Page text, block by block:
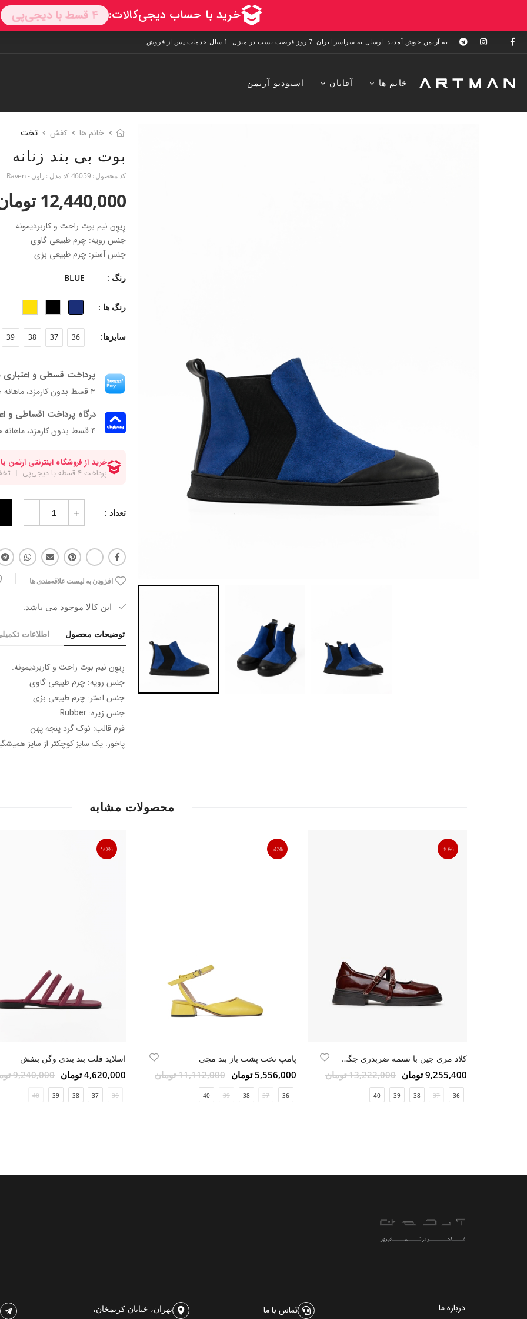
به آرتمن خوش آمدید. ارسال به سراسر ایران. 7 روز فرصت تست در منزل. 1 سال خدمات پس از فروش.
خانم ها آقایان استودیو آرتمن
خانم ها کفش تخت
بوت بی بند زنانه
کد محصول : 46059کد مدل : راون - Raven
12,440,000 تومان
رِیوِن نیم بوت راحت و کاربردیمونه.
جنس رویه: چرم طبیعی گاوی
جنس آستر: چرم طبیعی بزی
فرم قالب: نوک گرد پنجه پهن
پاخور: یک سایز کوچکتر از سایز
رنگ : BLUE
رنگ ها :
سایزها: 36
37
38
39
پرداخت قسطی و اعتباری
۴ قسط بدون کارمزد، ماهانه ۳٬۱۱۰٬۰۰۰ تومان
درگاه پرداخت اقساطی و
۴ قسط بدون کارمزد، ماهانه 3,110,000 تومان
تعداد :
افزودن به لیست علاقه‌مندی ها
این کالا موجود می باشد.
توضیحات محصول اطلاعات
رِیوِن نیم بوت راحت و کاربردیمونه.
جنس رویه: چرم طبیعی گاوی
جنس آستر: چرم طبیعی بزی
جنس زیره: Rubber
فرم قالب: نوک گرد پنجه پهن
پاخور: یک سایز کوچکتر از سایز
محصولات مشابه
30%
کلاد مری جین با تسمه ضربدری جگری ورنی طبیعی
9,255,400 تومان 13,222,000 تومان
36
37
38
39
40
50%
پامپ تخت پشت باز بند مچی
5,556,000 تومان 11,112,000 تومان
36
37
38
39
40
50%
اسلاید فلت بند بندی وگن بنفش
4,620,000 تومان 9,240,000 تومان
36
37
38
39
40
درباره ما تماس با ما تهران، خیابان کریمخان،